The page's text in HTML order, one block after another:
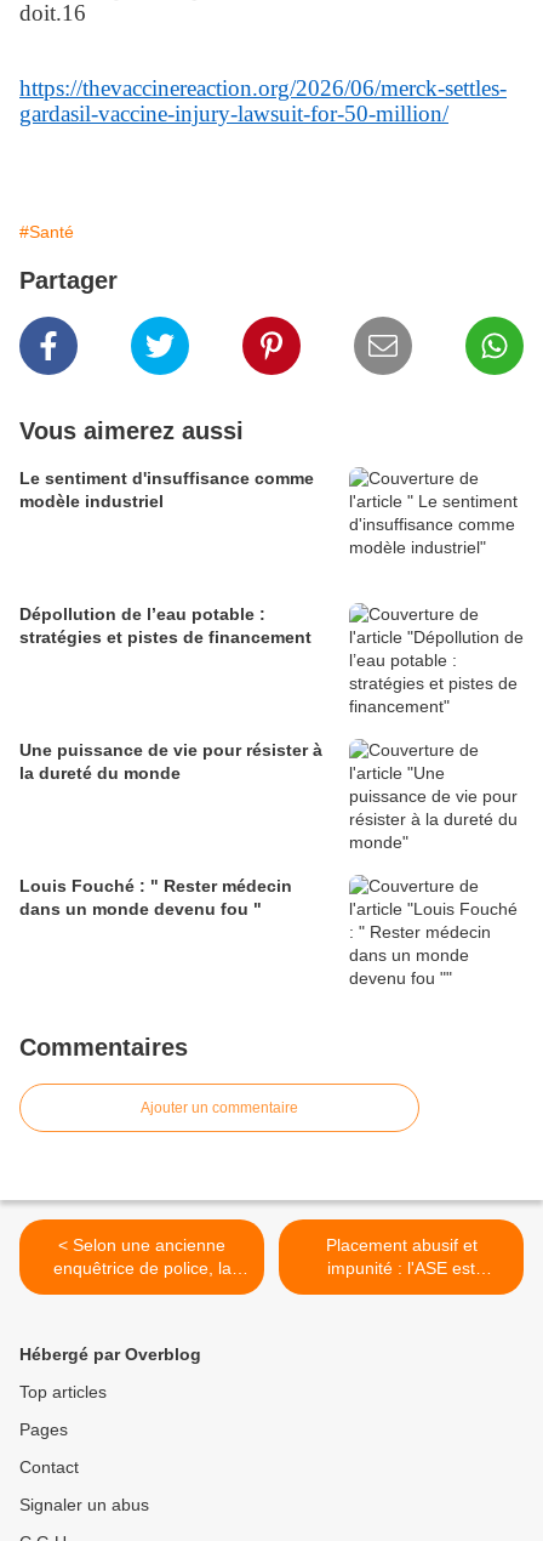
doit.16
https://thevaccinereaction.org/2026/06/merck-settles-
gardasil-vaccine-injury-lawsuit-for-50-million/
#Santé
Partager
Vous aimerez aussi
Le sentiment d'insuffisance comme
modèle industriel
Dépollution de l’eau potable :
stratégies et pistes de financement
Une puissance de vie pour résister à
la dureté du monde
Louis Fouché : " Rester médecin
dans un monde devenu fou "
Commentaires
Ajouter un commentaire
< Selon une ancienne
enquêtrice de police, la
moitié des cas de mort
heures suivant une
Placement abusif et
impunité : l'ASE est
devenue une machine à
Hébergé par Overblog
Top articles
Pages
Contact
Signaler un abus